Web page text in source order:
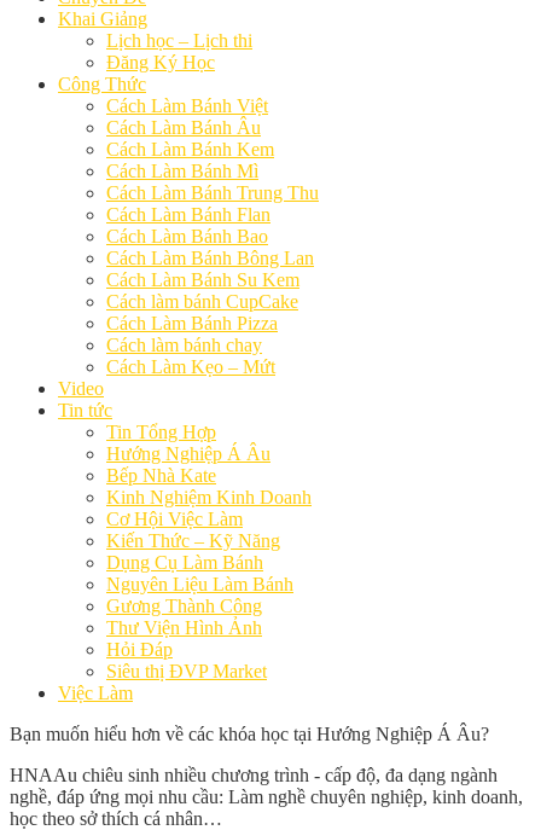
Khai Giảng
Lịch học – Lịch thi
Đăng Ký Học
Công Thức
Cách Làm Bánh Việt
Cách Làm Bánh Âu
Cách Làm Bánh Kem
Cách Làm Bánh Mì
Cách Làm Bánh Trung Thu
Cách Làm Bánh Flan
Cách Làm Bánh Bao
Cách Làm Bánh Bông Lan
Cách Làm Bánh Su Kem
Cách làm bánh CupCake
Cách Làm Bánh Pizza
Cách làm bánh chay
Cách Làm Kẹo – Mứt
Video
Tin tức
Tin Tổng Hợp
Hướng Nghiệp Á Âu
Bếp Nhà Kate
Kinh Nghiệm Kinh Doanh
Cơ Hội Việc Làm
Kiến Thức – Kỹ Năng
Dụng Cụ Làm Bánh
Nguyên Liệu Làm Bánh
Gương Thành Công
Thư Viện Hình Ảnh
Hỏi Đáp
Siêu thị ĐVP Market
Việc Làm
Bạn muốn hiểu hơn về các khóa học tại Hướng Nghiệp Á Âu?
HNAAu chiêu sinh nhiều chương trình - cấp độ, đa dạng ngành
nghề, đáp ứng mọi nhu cầu: Làm nghề chuyên nghiệp, kinh doanh,
học theo sở thích cá nhân…